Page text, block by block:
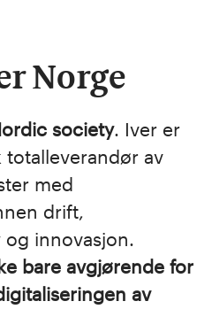
Norge
society. Iver er
av
med
drift,
og innovasjon.
bare avgjørende for
av